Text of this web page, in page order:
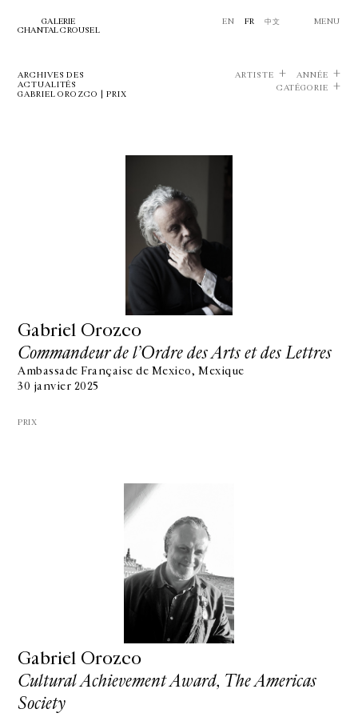
GALERIE
CHANTAL CROUSEL
EN FR 中文 MENU
ARCHIVES DES
ACTUALITÉS
GABRIEL OROZCO | PRIX
ARTISTE
ANNÉE
CATÉGORIE
Gabriel Orozco
Commandeur de l’Ordre des Arts et des Lettres
Ambassade Française de Mexico, Mexique
30 janvier 2025
PRIX
Gabriel Orozco
Cultural Achievement Award, The Americas
Society
GALERIE CHANTAL CROUSEL
10 RUE CHARLOT, 75003 PARIS